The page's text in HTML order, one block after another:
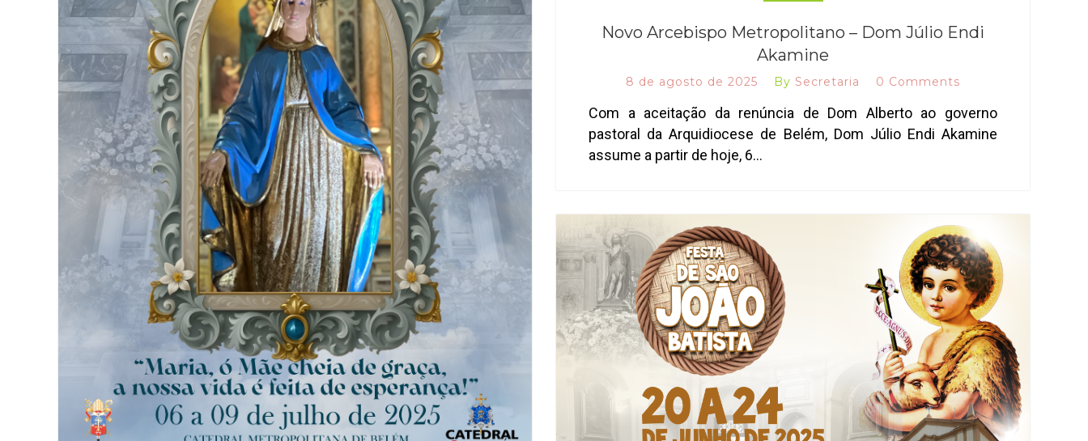
Novo Arcebispo Metropolitano – Dom Júlio Endi
Akamine
8 de agosto de 2025 By Secretaria 0 Comments
Com a aceitação da renúncia de Dom Alberto ao governo
pastoral da Arquidiocese de Belém, Dom Júlio Endi Akamine
assume a partir de hoje, 6…